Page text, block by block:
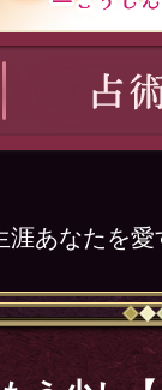
涯あなたを